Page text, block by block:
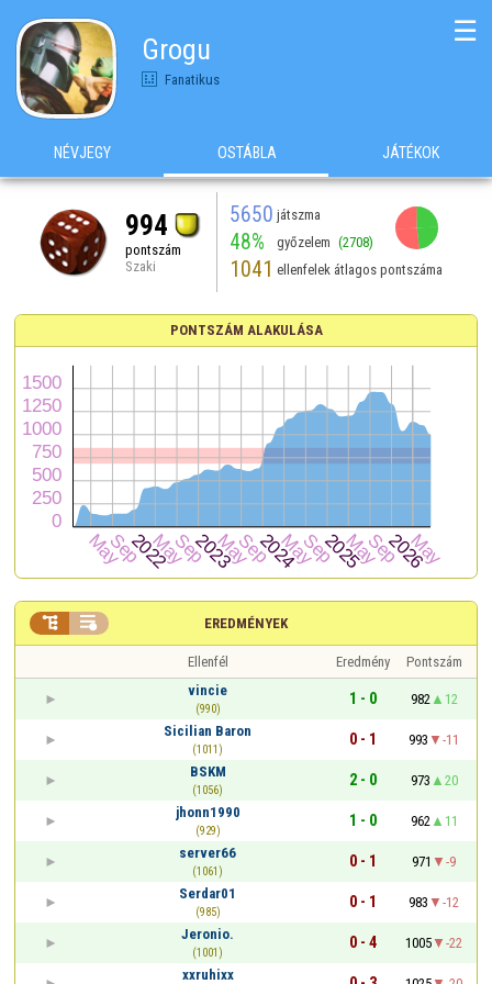
Grogu
Fanatikus
☰
NÉVJEGY OSTÁBLA JÁTÉKOK
994
pontszám
Szaki
5650 játszma
48% győzelem (2708)
1041 ellenfelek átlagos pontszáma
PONTSZÁM ALAKULÁSA
EREDMÉNYEK
 
Ellenfél Eredmény
Pontszám
vincie
(990)
1 - 0 982
12
Sicilian Baron
(1011)
0 - 1 993
-11
BSKM
(1056)
2 - 0 973
20
jhonn1990
(929)
1 - 0 962
11
server66
(1061)
0 - 1 971
-9
Serdar01
(985)
0 - 1 983
-12
Jeronio.
(1001)
0 - 4 1005
-22
xxruhixx